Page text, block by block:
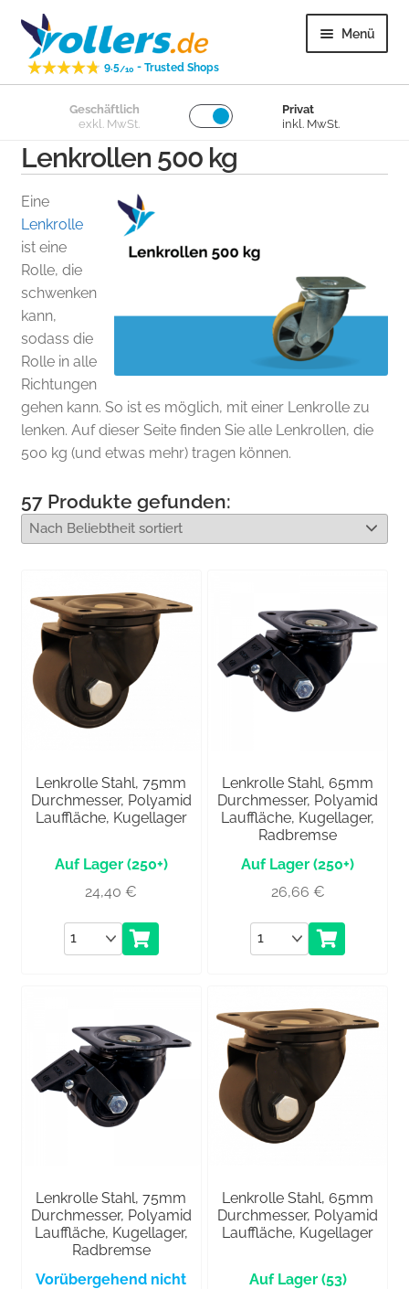
Zur
Navigation
springen
Zum
Inhalt
springen
9.5/10 - Trusted Shops
Menü
Lenkrollen
Bockrollen
Lose Räder
Überige
Kundenservice
Geschäftlich
exkl. MwSt.
Privat
inkl. MwSt.
Lenkrollen 500 kg
Eine
Lenkrolle
ist eine
Rolle, die
schwenken
kann,
sodass die
Rolle in alle
Richtungen
gehen kann. So ist es möglich, mit einer Lenkrolle zu
lenken. Auf dieser Seite finden Sie alle Lenkrollen, die
500 kg (und etwas mehr) tragen können.
57Produkte gefunden:
Lenkrolle Stahl, 75mm
Durchmesser, Polyamid
Lauffläche, Kugellager
(250+)
24,40€
Anzahl
Lenkrolle Stahl, 65mm
Durchmesser, Polyamid
Lauffläche, Kugellager,
Radbremse
(250+)
26,66 €
Anzahl
Lenkrolle Stahl, 75mm
Durchmesser, Polyamid
Lauffläche, Kugellager,
Radbremse
Vorübergehend nicht
Lenkrolle Stahl, 65mm
Durchmesser, Polyamid
Lauffläche, Kugellager
(53)